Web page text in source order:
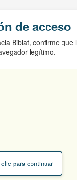
de acceso
Biblat, confirme que
legítimo.
para continuar